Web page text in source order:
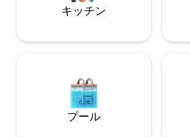
キッチン
プール